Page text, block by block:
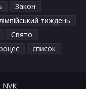
Закон
тиждень
Свято
список
NVK